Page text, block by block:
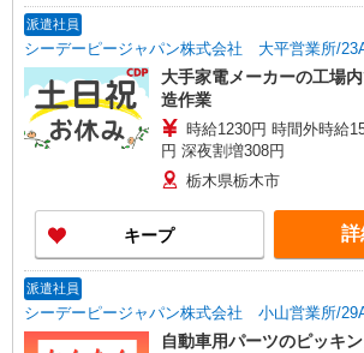
派遣社員
シーデーピージャパン株式会社 大平営業所/
大手家電メーカーの工場
造作業
時給1230円 時間外時給
円 深夜割増308円
栃木県栃木市
キープ 詳
派遣社員
シーデーピージャパン株式会社 小山営業所/
自動車用パーツのピッキ